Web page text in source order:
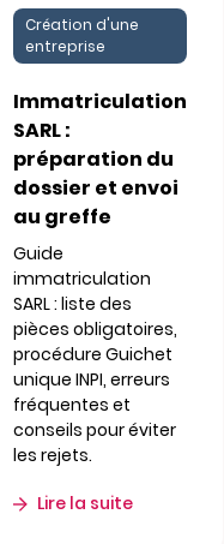
Création d'une
entreprise
Immatriculation
SARL :
préparation du
dossier et envoi
au greffe
Guide
immatriculation
SARL : liste des
pièces obligatoires,
procédure Guichet
unique INPI, erreurs
fréquentes et
conseils pour éviter
les rejets.
Lire la suite